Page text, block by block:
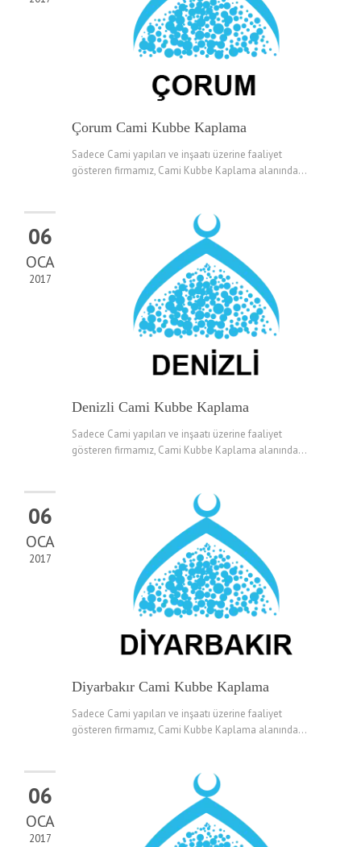
Çorum Cami Kubbe Kaplama
Sadece Cami yapıları ve inşaatı üzerine faaliyet
gösteren firmamız, Cami Kubbe Kaplama alanında...
06
OCA
2017
Denizli Cami Kubbe Kaplama
Sadece Cami yapıları ve inşaatı üzerine faaliyet
gösteren firmamız, Cami Kubbe Kaplama alanında...
06
OCA
2017
Diyarbakır Cami Kubbe Kaplama
Sadece Cami yapıları ve inşaatı üzerine faaliyet
gösteren firmamız, Cami Kubbe Kaplama alanında...
06
OCA
2017